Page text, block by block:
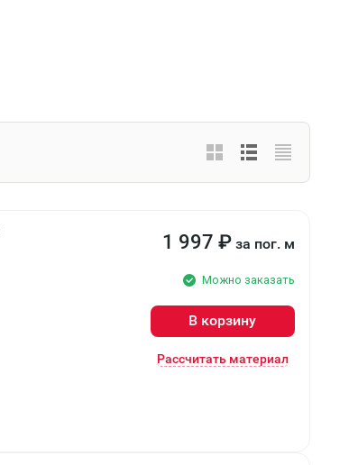
1 997 ₽ за пог. м
Можно заказать
В корзину
Рассчитать материал